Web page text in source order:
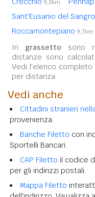
9,3km
Sant'Eusanio del Sangro
Roccamontepiano 9,7km
In grassetto sono
distanze sono
Vedi l'elenco completo
per distanza.
Vedi anche
Cittadini stranieri
provenienza.
Banche Filetto con
Sportelli Bancari.
CAP Filetto il codice
per gli indirizzi postali.
Mappa Filetto